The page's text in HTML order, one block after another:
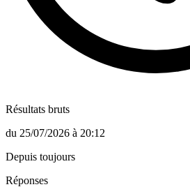
Résultats bruts
du 25/07/2026 à 20:12
Depuis toujours
Réponses